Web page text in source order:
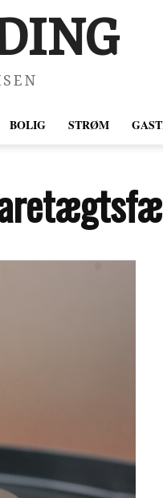
BOLIG STRØM